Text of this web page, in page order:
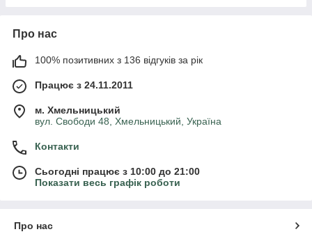
Про нас
100% позитивних з 136 відгуків за рік
Працює з 24.11.2011
м. Хмельницький
вул. Свободи 48, Хмельницький, Україна
Контакти
Сьогодні працює з 10:00 до 21:00
Показати весь графік роботи
Про нас